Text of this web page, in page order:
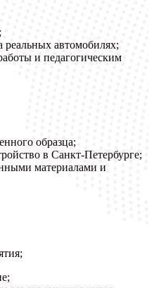
реальных автомобилях;
и педагогическим
образца;
в Санкт-Петербурге;
материалами и